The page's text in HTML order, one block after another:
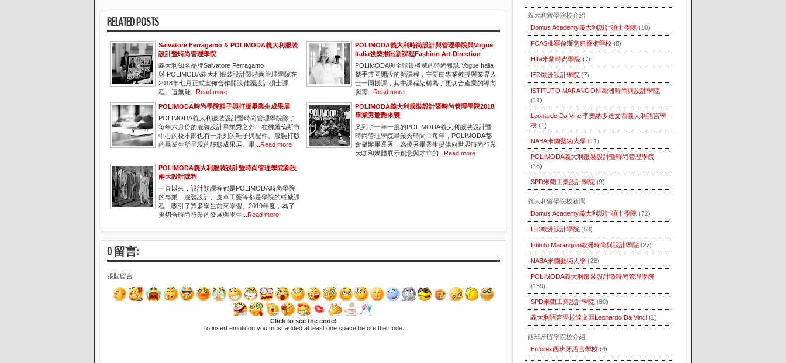
RELATED POSTS
Salvatore Ferragamo & POLIMODA義大利服裝
設計暨時尚管理學院
義大利知名品牌Salvatore Ferragamo
與 POLIMODA義大利服裝設計暨時尚管理學院在
2018年七月正式宣佈合作開設鞋履設計碩士課
程。這無疑... Read more
POLIMODA義大利時尚設計與管理學院與Vogue
Italia強勢推出新課程Fashion Art Direction
POLIMODA與全球最權威的時尚雜誌 Vogue Italia
攜手共同開設的新課程，主要由專業教授與業界人
士一同授課，其中課程架構為了更切合產業的導向
與需... Read more
POLIMODA時尚學院鞋子與打版畢業生成果展
POLIMODA義大利服裝設計暨時尚管理學院除了
每年六月份的服裝設計畢業秀之外，在佛羅倫斯市
中心的校本部也有一系列的鞋子與配件、服裝打版
的畢業生所呈現的靜態成果展。畢... Read more
POLIMODA義大利服裝設計暨時尚管理學院2018
畢業秀驚艷來襲
又到了一年一度的POLIMODA義大利服裝設計暨
時尚管理學院畢業秀時間！每年，POLIMODA都
會舉辦畢業秀，為優秀畢業生提供向世界時尚行業
大咖和媒體展示創意與才華的... Read more
POLIMODA義大利服裝設計暨時尚管理學院新設
兩大設計課程
一直以來，設計類課程都是POLIMODA時尚學院
的專業，服裝設計、皮革工藝等都是學院的權威課
程，吸引了眾多學生前來學習。2019年度，為了
更切合時尚行業的發展與學生... Read more
0 留言:
張貼留言
Click to see the code!
To insert emoticon you must added at least one space before the code.
義大利留學院校介紹
Domus Academy義大利設計碩士學院 (10)
FCAS佛羅倫斯烹飪藝術學校 (8)
Hffa米蘭時尙學院 (7)
IED歐洲設計學院 (7)
ISTITUTO MARANGONI歐洲時尚與設計學院
(11)
Leonardo Da Vinci李奧納多達文西義大利語言學
校 (1)
NABA米蘭藝術大學 (11)
POLIMODA義大利服裝設計暨時尚管理學院
(16)
SPD米蘭工業設計學院 (9)
義大利留學院校新聞
Domus Academy義大利設計碩士學院 (72)
IED歐洲設計學院 (53)
Istituto Marangoni歐洲時尚與設計學院 (27)
NABA米蘭藝術大學 (28)
POLIMODA義大利服裝設計暨時尚管理學院
(139)
SPD米蘭工業設計學院 (80)
義大利語言學校達文西Leonardo Da Vinci (1)
西班牙留學院校介紹
Enforex西班牙語言學校 (4)